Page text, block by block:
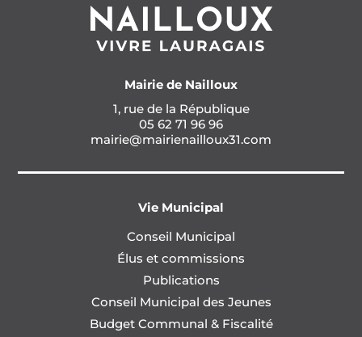
Mairie de Nailloux
1, rue de la République
05 62 71 96 96
mairie@mairienailloux31.com
Vie Municipal
Conseil Municipal
Élus et commissions
Publications
Conseil Municipal des Jeunes
Budget Communal & Fiscalité